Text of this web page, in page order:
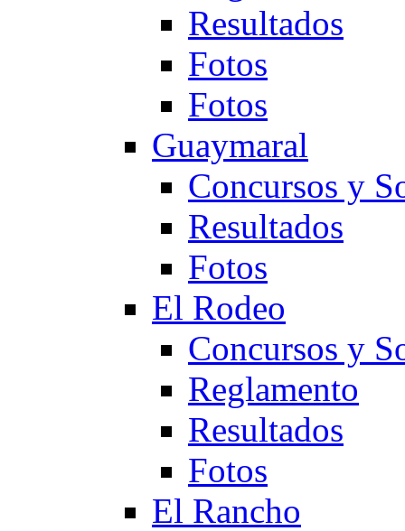
Resultados
Fotos
Fotos
Guaymaral
Concursos y
Resultados
Fotos
El Rodeo
Concursos y
Reglamento
Resultados
Fotos
El Rancho